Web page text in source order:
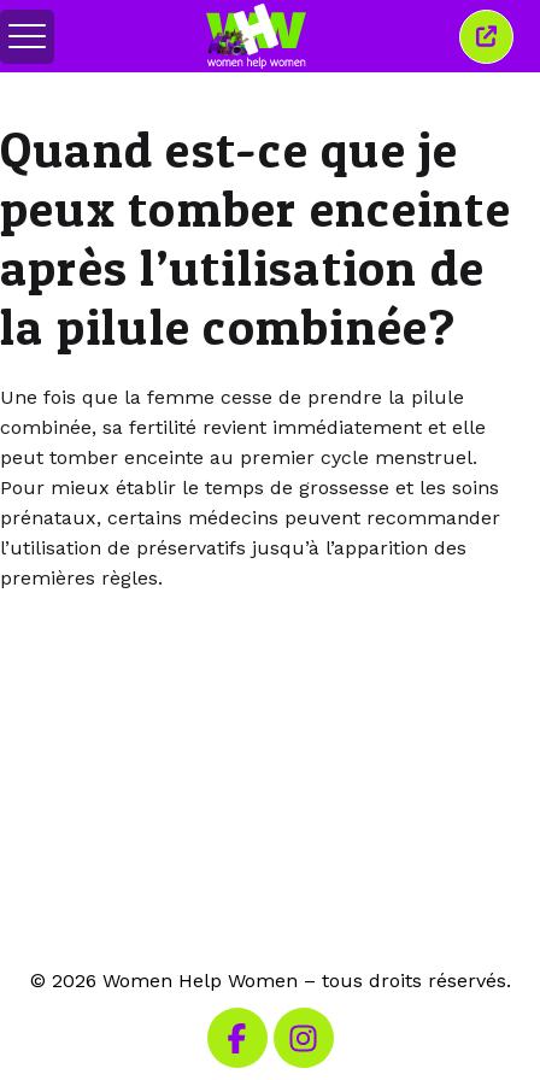
Basculer
le
cette
Quand est-ce que je
peux tomber enceinte
après l’utilisation de
la pilule combinée?
Une fois que la femme cesse de prendre la pilule
combinée, sa fertilité revient immédiatement et elle
peut tomber enceinte au premier cycle menstruel.
Pour mieux établir le temps de grossesse et les soins
prénataux, certains médecins peuvent recommander
l’utilisation de préservatifs jusqu’à l’apparition des
premières règles.
© 2026 Women Help Women – tous droits réservés.
Visitez notre Facebook
Visitez notre Instagram